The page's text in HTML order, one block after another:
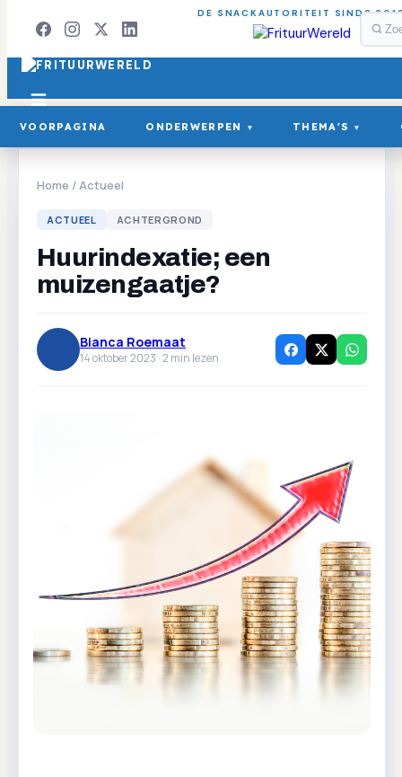
DE SNACKAUTORITEIT SINDS
VOORPAGINA ONDERWERPEN ▾ THEMA'S ▾
Home /Actueel
ACTUEEL ACHTERGROND
Huurindexatie; een
muizengaatje?
Bianca Roemaat
14 oktober 2023 ·2 min lezen